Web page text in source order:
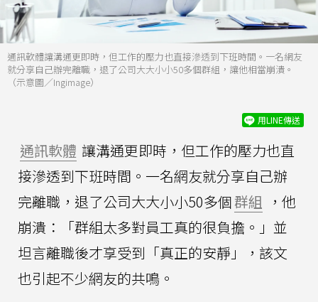
通訊軟體讓溝通更即時，但工作的壓力也直接滲透到下班時間。一名網友
就分享自己辦完離職，退了公司大大小小50多個群組，讓他相當崩潰。
（示意圖／Ingimage）
用LINE傳送
通訊軟體 讓溝通更即時，但工作的壓力也直
接滲透到下班時間。一名網友就分享自己辦
完離職，退了公司大大小小50多個群組 ，他
崩潰：「群組太多對員工真的很負擔。」並
坦言離職後才享受到「真正的安靜」，該文
也引起不少網友的共鳴。